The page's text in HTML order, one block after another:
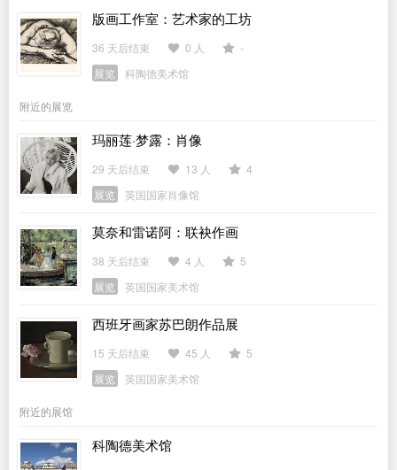
版画工作室：艺术家的工坊
36 天后结束 0 人
-
展览
科陶德美术馆
附近的展览
玛丽莲·梦露：肖像
29 天后结束 13 人
4
展览
英国国家肖像馆
莫奈和雷诺阿：联袂作画
38 天后结束 4 人
5
展览
英国国家美术馆
西班牙画家苏巴朗作品展
15 天后结束 45 人
5
展览
英国国家美术馆
附近的展馆
科陶德美术馆